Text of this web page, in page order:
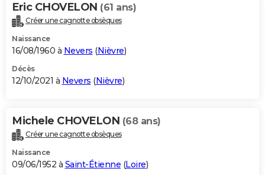
Eric CHOVELON (61 ans)
Créer une cagnotte obsèques
Naissance
16/08/1960 à Nevers (Nièvre)
Décès
12/10/2021 à Nevers (Nièvre)
Michele CHOVELON (68 ans)
Créer une cagnotte obsèques
Naissance
09/06/1952 à Saint-Étienne (Loire)